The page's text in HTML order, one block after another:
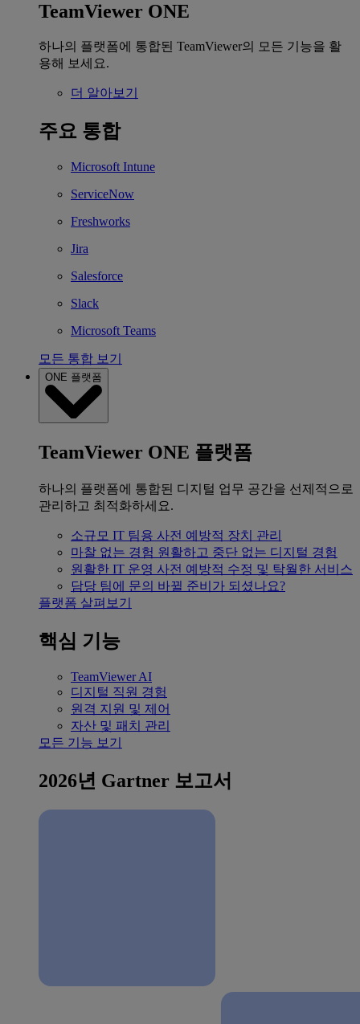
TeamViewer ONE
하나의 플랫폼에 통합된 TeamViewer의 모든 기능을 활
용해 보세요.
더 알아보기
주요 통합
Microsoft Intune
ServiceNow
Freshworks
Jira
Salesforce
Slack
Microsoft Teams
모든 통합 보기
ONE 플랫폼
TeamViewer ONE 플랫폼
하나의 플랫폼에 통합된 디지털 업무 공간을 선제적으로
관리하고 최적화하세요.
소규모 IT 팀용 사전 예방적 장치 관리
마찰 없는 경험 원활하고 중단 없는 디지털 경험
원활한 IT 운영 사전 예방적 수정 및 탁월한 서비스
담당 팀에 문의 바뀔 준비가 되셨나요?
플랫폼 살펴보기
핵심 기능
TeamViewer AI
디지털 직원 경험
원격 지원 및 제어
자산 및 패치 관리
모든 기능 보기
2026년 Gartner 보고서